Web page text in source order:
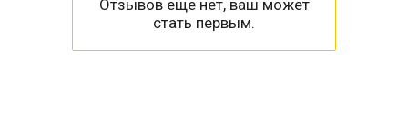
Отзывов еще нет, ваш может
стать первым.